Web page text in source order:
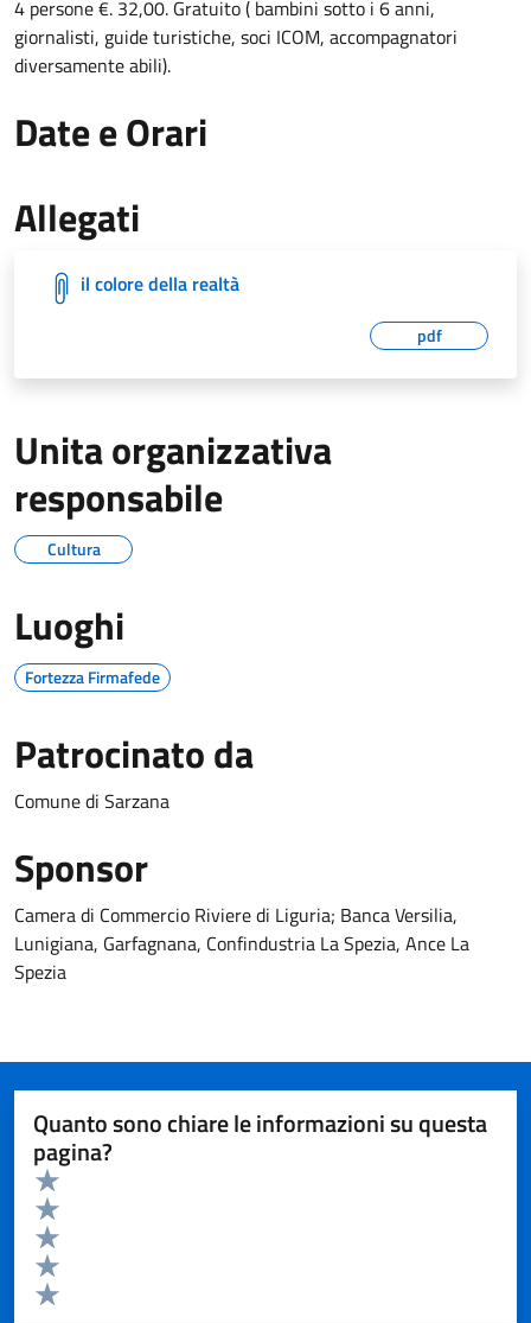
4 persone €. 32,00. Gratuito ( bambini sotto i 6 anni,
giornalisti, guide turistiche, soci ICOM, accompagnatori
diversamente abili).
Date e Orari
Allegati
il colore della realtà
pdf
Unita organizzativa
responsabile
Cultura
Luoghi
Fortezza Firmafede
Patrocinato da
Comune di Sarzana
Sponsor
Camera di Commercio Riviere di Liguria; Banca Versilia,
Lunigiana, Garfagnana, Confindustria La Spezia, Ance La
Spezia
Quanto sono chiare le informazioni su questa
pagina?
Valuta da 1 a 5 stelle la pagina
Valuta 5 stelle su 5
Valuta 4 stelle su 5
Valuta 3 stelle su 5
Valuta 2 stelle su 5
Valuta 1 stelle su 5